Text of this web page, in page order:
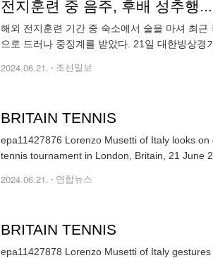
전지훈련 중 음주, 후배 성추행
해외 전지훈련 기간 중 숙소에서 술을 마셔 최
으로 드러나 중징계를 받았다. 21일 대한빙상
2024.06.21. 조선일보
BRITAIN TENNIS
epa11427876 Lorenzo Musetti of Italy looks
2024.06.21. 연합뉴스
BRITAIN TENNIS
epa11427878 Lorenzo Musetti of Italy